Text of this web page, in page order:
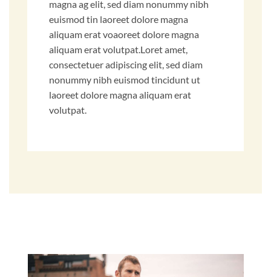
magna ag elit, sed diam nonummy nibh
euismod tin laoreet dolore magna
aliquam erat voaoreet dolore magna
aliquam erat volutpat.Loret amet,
consectetuer adipiscing elit, sed diam
nonummy nibh euismod tincidunt ut
laoreet dolore magna aliquam erat
volutpat.